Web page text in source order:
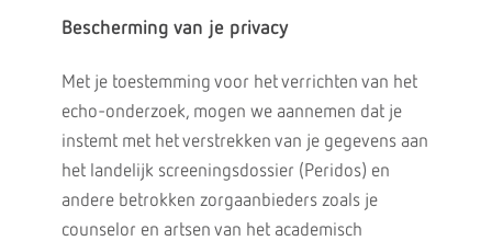
Bescherming van je privacy
Met je toestemming voor het verrichten van het
echo-onderzoek, mogen we aannemen dat je
instemt met het verstrekken van je gegevens aan
het landelijk screeningsdossier (Peridos) en
andere betrokken zorgaanbieders zoals je
counselor en artsen van het academisch